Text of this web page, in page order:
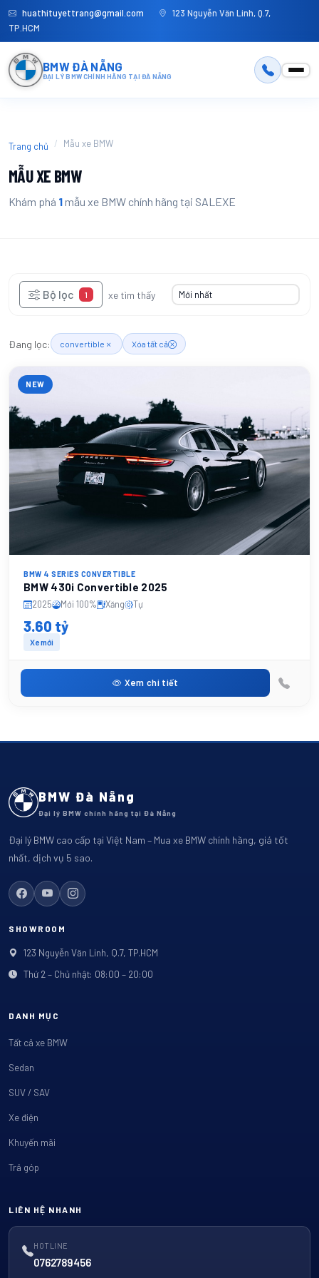
huathituyettrang@gmail.com
123 Nguyễn Văn Linh, Q.7,
TP.HCM
BMW ĐÀ NẴNG
ĐẠI LÝ BMW CHÍNH HÃNG TẠI ĐÀ NẴNG
Trang chủ Mẫu xe BMW
MẪU XE BMW
Khám phá 1mẫu xe BMW chính hãng tại SALEXE
Bộ lọc 1 xe tìm thấy
Đang lọc: convertible Xóa tất cả
NEW
BMW 4 SERIES CONVERTIBLE
BMW 430i Convertible 2025
2025 Mới 100% Xăng Tự
3.60 tỷ
Xe mới
Xem chi tiết
BMW Đà Nẵng
Đại lý BMW chính hãng tại Đà Nẵng
Đại lý BMW cao cấp tại Việt Nam – Mua xe BMW chính hãng, giá tốt
nhất, dịch vụ 5 sao.
SHOWROOM
123 Nguyễn Văn Linh, Q.7, TP.HCM
Thứ 2 – Chủ nhật: 08:00 – 20:00
DANH MỤC
Tất cả xe BMW
Sedan
SUV / SAV
Xe điện
Khuyến mãi
Trả góp
LIÊN HỆ NHANH
HOTLINE
0762789456